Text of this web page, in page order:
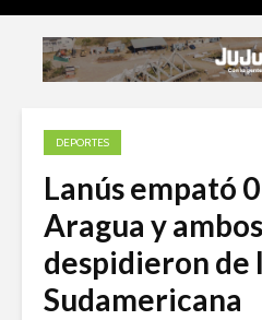
DEPORTES
Lanús empató
Aragua y
despidieron de
Sudamericana